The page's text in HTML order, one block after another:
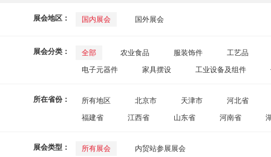
展会地区： 国内展会 国外展会
展会分类： 全部 农业食品 服装饰件
工艺品
电子元器件
家具摆设 工业设备及组件
所在省份：
所有地区 北京市 天津市
河北省
福建省
江西省 山东省 河南省
展会类型：
所有展会 内贸站参展展会